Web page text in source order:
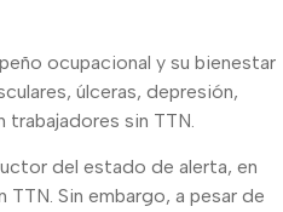
ocupacional y su bienestar
úlceras, depresión,
sin TTN.
del estado de alerta, en
Sin embargo, a pesar de